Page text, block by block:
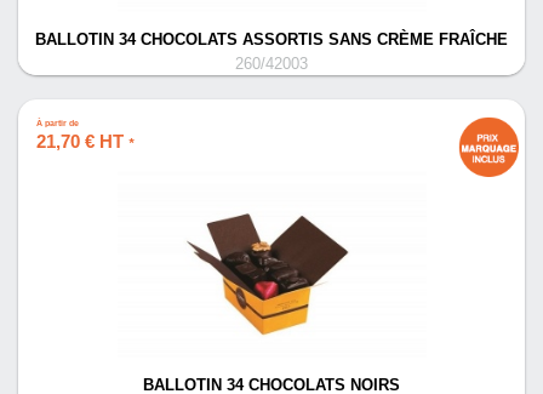
BALLOTIN 34 CHOCOLATS ASSORTIS SANS CRÈME FRAÎCHE
260/42003
À partir de
21,70 € HT *
BALLOTIN 34 CHOCOLATS NOIRS